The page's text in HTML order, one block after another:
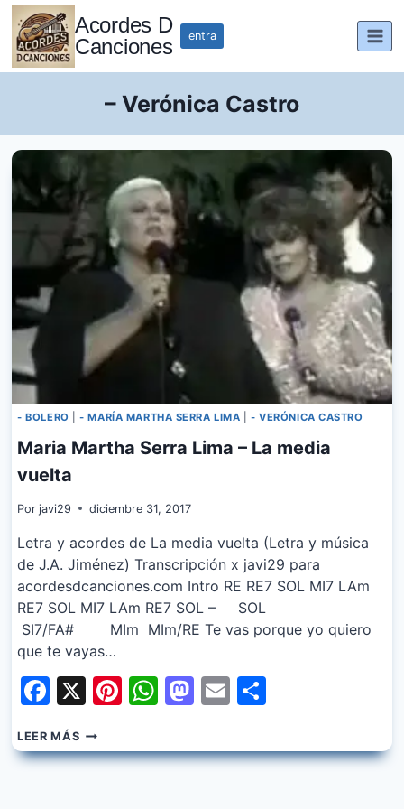
Saltar
contenido
Acordes D
Canciones
entra
– Verónica Castro
- BOLERO |- MARÍA MARTHA SERRA LIMA |- VERÓNICA CASTRO
Maria Martha Serra Lima – La media
vuelta
Por javi29 diciembre 31, 2017
Letra y acordes de La media vuelta (Letra y música
de J.A. Jiménez) Transcripción x javi29 para
acordesdcanciones.com Intro RE RE7 SOL MI7 LAm
RE7 SOL MI7 LAm RE7 SOL – SOL
SI7/FA# MIm MIm/RE Te vas porque yo quiero
que te vayas…
Facebook
X Pinterest
WhatsApp
Mastodon
Email
LEER MÁSMARIA
MARTHA
SERRA